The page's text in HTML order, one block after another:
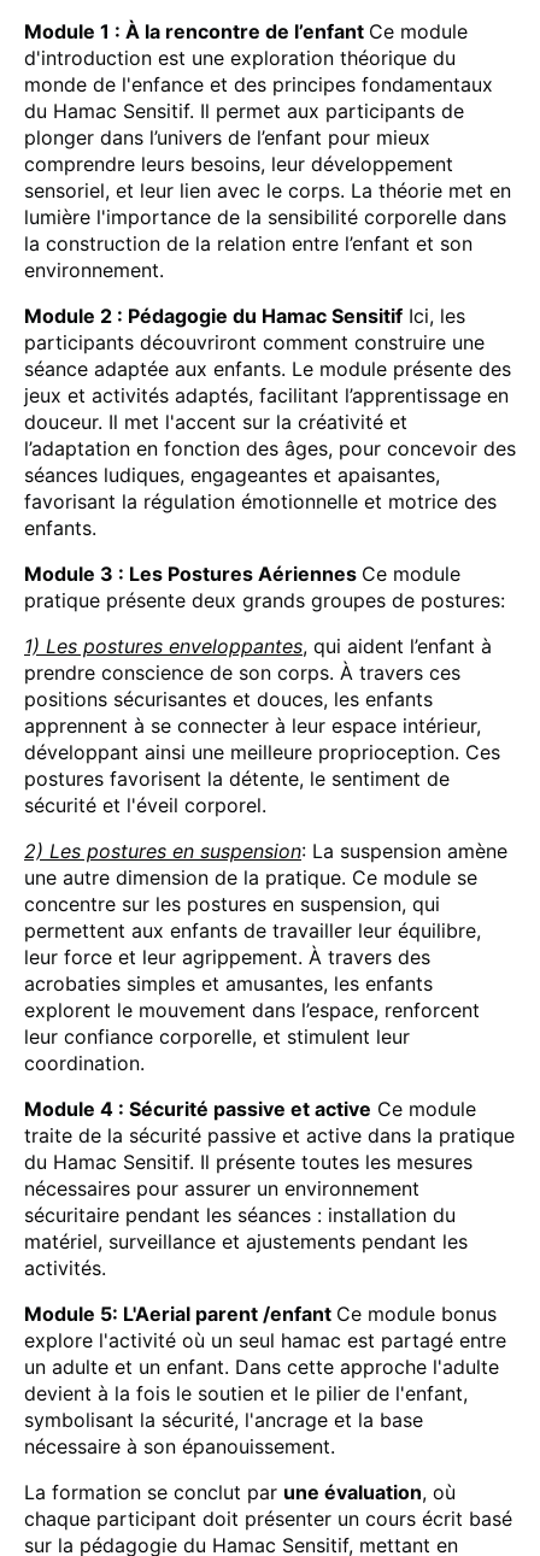
Module 1 : À la rencontre de l’enfant Ce module
d'introduction est une exploration théorique du
monde de l'enfance et des principes fondamentaux
du Hamac Sensitif. Il permet aux participants de
plonger dans l’univers de l’enfant pour mieux
comprendre leurs besoins, leur développement
sensoriel, et leur lien avec le corps. La théorie met en
lumière l'importance de la sensibilité corporelle dans
la construction de la relation entre l’enfant et son
environnement.
Module 2 : Pédagogie du Hamac Sensitif Ici, les
participants découvriront comment construire une
séance adaptée aux enfants. Le module présente des
jeux et activités adaptés, facilitant l’apprentissage en
douceur. Il met l'accent sur la créativité et
l’adaptation en fonction des âges, pour concevoir des
séances ludiques, engageantes et apaisantes,
favorisant la régulation émotionnelle et motrice des
enfants.
Module 3 : Les Postures Aériennes Ce module
pratique présente deux grands groupes de postures:
1) Les postures enveloppantes, qui aident l’enfant à
prendre conscience de son corps. À travers ces
positions sécurisantes et douces, les enfants
apprennent à se connecter à leur espace intérieur,
développant ainsi une meilleure proprioception. Ces
postures favorisent la détente, le sentiment de
sécurité et l'éveil corporel.
2) Les postures en suspension: La suspension amène
une autre dimension de la pratique. Ce module se
concentre sur les postures en suspension, qui
permettent aux enfants de travailler leur équilibre,
leur force et leur agrippement. À travers des
acrobaties simples et amusantes, les enfants
explorent le mouvement dans l’espace, renforcent
leur confiance corporelle, et stimulent leur
coordination.
Module 4 : Sécurité passive et active Ce module
traite de la sécurité passive et active dans la pratique
du Hamac Sensitif. Il présente toutes les mesures
nécessaires pour assurer un environnement
sécuritaire pendant les séances : installation du
matériel, surveillance et ajustements pendant les
activités.
Module 5: L'Aerial parent /enfant Ce module bonus
explore l'activité où un seul hamac est partagé entre
un adulte et un enfant. Dans cette approche l'adulte
devient à la fois le soutien et le pilier de l'enfant,
symbolisant la sécurité, l'ancrage et la base
nécessaire à son épanouissement.
La formation se conclut par une évaluation, où
chaque participant doit présenter un cours écrit basé
sur la pédagogie du Hamac Sensitif, mettant en